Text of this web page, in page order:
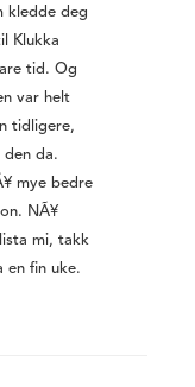
kledde deg
Klukka
tid. Og
var helt
tidligere,
den da.
mye bedre
NÃ¥
mi, takk
en fin uke.